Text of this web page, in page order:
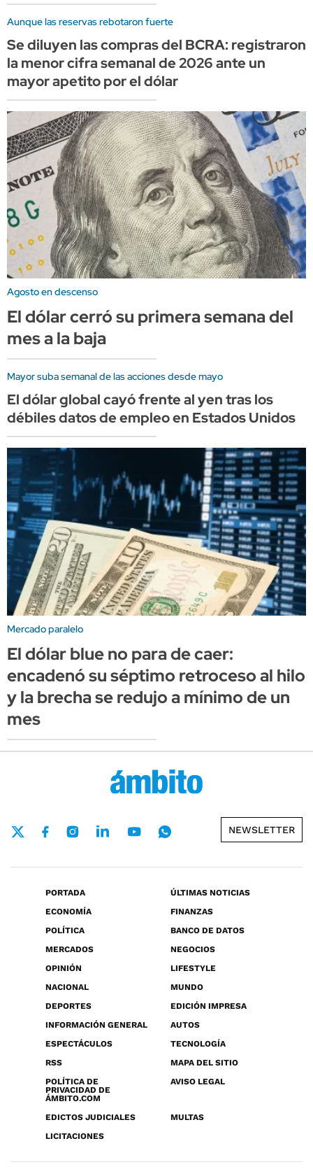
Aunque las reservas rebotaron fuerte
Se diluyen las compras del BCRA: registraron
la menor cifra semanal de 2026 ante un
mayor apetito por el dólar
Agosto en descenso
El dólar cerró su primera semana del
mes a la baja
Mayor suba semanal de las acciones desde mayo
El dólar global cayó frente al yen tras los
débiles datos de empleo en Estados Unidos
Mercado paralelo
El dólar blue no para de caer:
encadenó su séptimo retroceso al hilo
y la brecha se redujo a mínimo de un
mes
NEWSLETTER
PORTADA
ÚLTIMAS NOTICIAS
ECONOMÍA
FINANZAS
POLÍTICA
BANCO DE DATOS
MERCADOS
NEGOCIOS
OPINIÓN
LIFESTYLE
NACIONAL
MUNDO
DEPORTES
EDICIÓN IMPRESA
INFORMACIÓN GENERAL
AUTOS
ESPECTÁCULOS
TECNOLOGÍA
RSS
MAPA DEL SITIO
POLÍTICA DE
PRIVACIDAD DE
ÁMBITO.COM
AVISO LEGAL
EDICTOS JUDICIALES
MULTAS
LICITACIONES